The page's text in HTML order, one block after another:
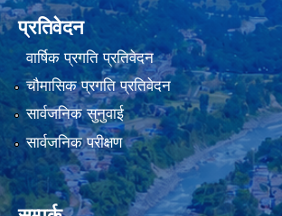
प्रतिवेदन
वार्षिक प्रगति प्रतिवेदन
चौमासिक प्रगति प्रतिवेदन
सार्वजनिक सुनुवाई
सार्वजनिक परीक्षण